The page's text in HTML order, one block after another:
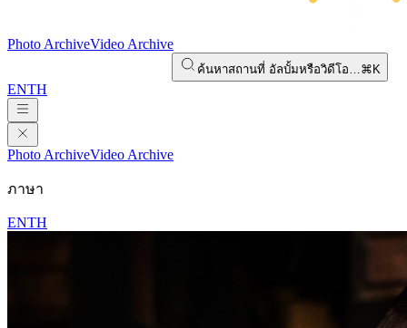
Photo ArchiveVideo Archive
ค้นหาสถานที่ อัลบั้มหรือวิดีโอ…⌘K
ENTH
Photo ArchiveVideo Archive
ภาษา
ENTH